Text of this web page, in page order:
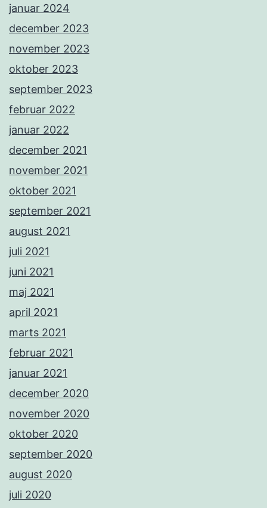
januar 2024
december 2023
november 2023
oktober 2023
september 2023
februar 2022
januar 2022
december 2021
november 2021
oktober 2021
september 2021
august 2021
juli 2021
juni 2021
maj 2021
april 2021
marts 2021
februar 2021
januar 2021
december 2020
november 2020
oktober 2020
september 2020
august 2020
juli 2020